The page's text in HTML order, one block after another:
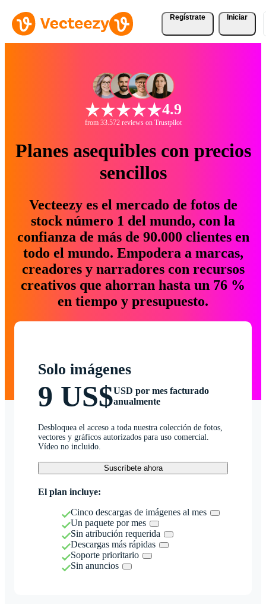
Regístrate Iniciar
4.9
from 33.572 reviews on Trustpilot
Planes asequibles con precios
sencillos
Vecteezy es el mercado de fotos de
stock número 1 del mundo, con la
confianza de más de 90.000 clientes en
todo el mundo. Empodera a marcas,
creadores y narradores con recursos
creativos que ahorran hasta un 76 %
en tiempo y presupuesto.
Solo imágenes
9 US$USD por mes facturado
anualmente
Desbloquea el acceso a toda nuestra colección de fotos,
vectores y gráficos autorizados para uso comercial.
Vídeo no incluido.
Suscríbete ahora
El plan incluye:
Cinco descargas de imágenes al mes
Un paquete por mes
Sin atribución requerida
Descargas más rápidas
Soporte prioritario
Sin anuncios